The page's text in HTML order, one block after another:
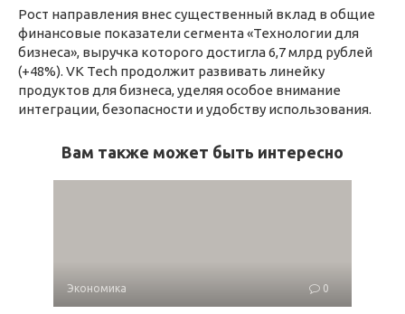
Рост направления внес существенный вклад в общие
финансовые показатели сегмента «Технологии для
бизнеса», выручка которого достигла 6,7 млрд рублей
(+48%). VK Tech продолжит развивать линейку
продуктов для бизнеса, уделяя особое внимание
интеграции, безопасности и удобству использования.
Вам также может быть интересно
Экономика 0